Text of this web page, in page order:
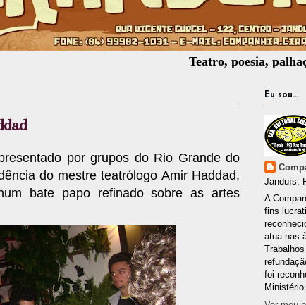
Teatro, poesia, palhaçaria,
por grupos do Rio Grande do
do mestre teatrólogo Amir Haddad,
bate papo refinado sobre as artes
Eu sou...
Janduís,
A
fins
atua nas
foi